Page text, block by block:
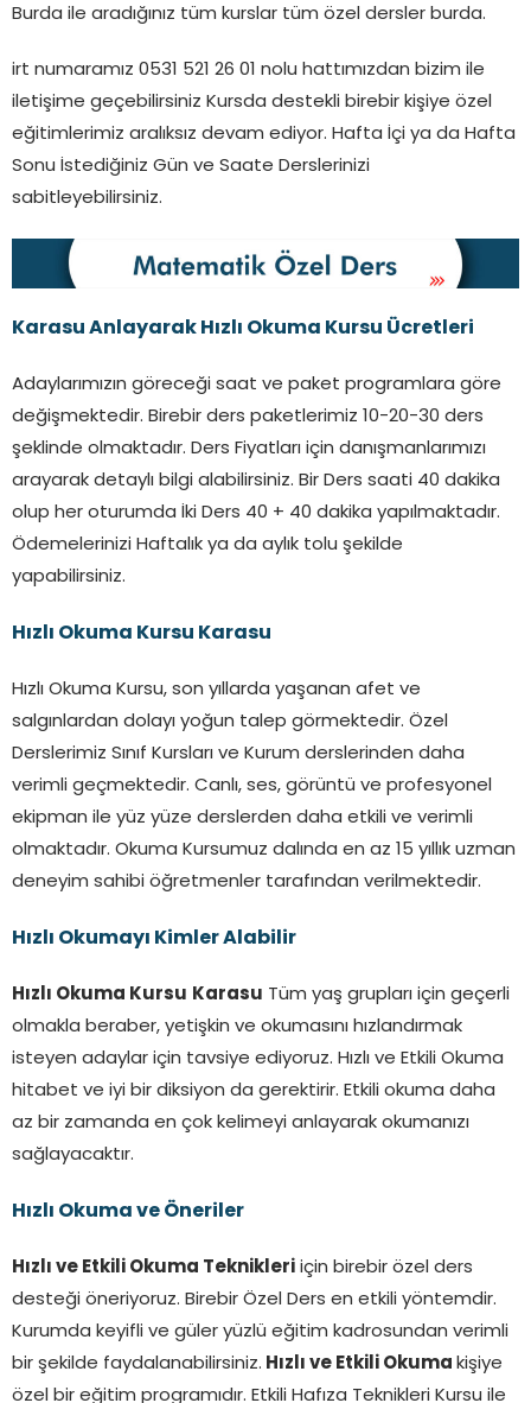
Burda ile aradığınız tüm kurslar tüm özel dersler burda.
irt numaramız 0531 521 26 01 nolu hattımızdan bizim ile
iletişime geçebilirsiniz Kursda destekli birebir kişiye özel
eğitimlerimiz aralıksız devam ediyor. Hafta İçi ya da Hafta
Sonu İstediğiniz Gün ve Saate Derslerinizi
sabitleyebilirsiniz.
Karasu Anlayarak Hızlı Okuma Kursu Ücretleri
Adaylarımızın göreceği saat ve paket programlara göre
değişmektedir. Birebir ders paketlerimiz 10-20-30 ders
şeklinde olmaktadır. Ders Fiyatları için danışmanlarımızı
arayarak detaylı bilgi alabilirsiniz. Bir Ders saati 40 dakika
olup her oturumda İki Ders 40 + 40 dakika yapılmaktadır.
Ödemelerinizi Haftalık ya da aylık tolu şekilde
yapabilirsiniz.
Hızlı Okuma Kursu Karasu
Hızlı Okuma Kursu, son yıllarda yaşanan afet ve
salgınlardan dolayı yoğun talep görmektedir. Özel
Derslerimiz Sınıf Kursları ve Kurum derslerinden daha
verimli geçmektedir. Canlı, ses, görüntü ve profesyonel
ekipman ile yüz yüze derslerden daha etkili ve verimli
olmaktadır. Okuma Kursumuz dalında en az 15 yıllık uzman
deneyim sahibi öğretmenler tarafından verilmektedir.
Hızlı Okumayı Kimler Alabilir
Hızlı Okuma Kursu Karasu Tüm yaş grupları için geçerli
olmakla beraber, yetişkin ve okumasını hızlandırmak
isteyen adaylar için tavsiye ediyoruz. Hızlı ve Etkili Okuma
hitabet ve iyi bir diksiyon da gerektirir. Etkili okuma daha
az bir zamanda en çok kelimeyi anlayarak okumanızı
sağlayacaktır.
Hızlı Okuma ve Öneriler
Hızlı ve Etkili Okuma Teknikleri için birebir özel ders
desteği öneriyoruz. Birebir Özel Ders en etkili yöntemdir.
Kurumda keyifli ve güler yüzlü eğitim kadrosundan verimli
bir şekilde faydalanabilirsiniz. Hızlı ve Etkili Okuma kişiye
özel bir eğitim programıdır. Etkili Hafıza Teknikleri Kursu ile